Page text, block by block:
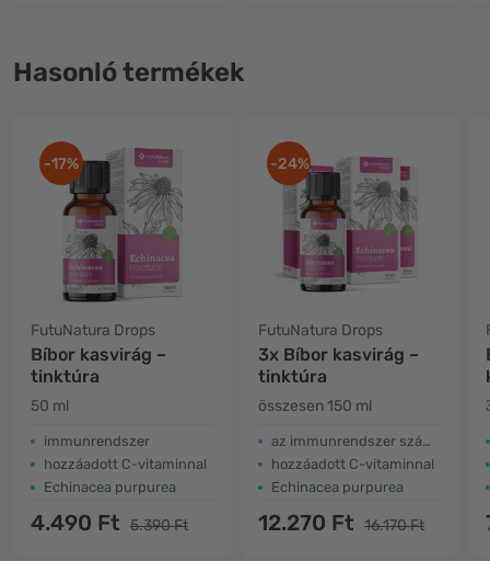
Hasonló termékek
-17%
FutuNatura Drops
Bíbor kasvirág –
tinktúra
50 ml
immunrendszer
hozzáadott C-vitaminnal
Echinacea purpurea
4.490 Ft 5.390 Ft
-24%
FutuNatura Drops
3x Bíbor kasvirág –
tinktúra
összesen 150 ml
az immunrendszer számára
hozzáadott C-vitaminnal
Echinacea purpurea
12.270 Ft 16.170 Ft